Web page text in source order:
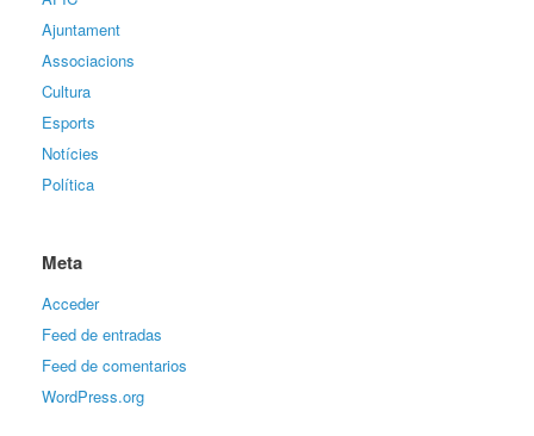
Ajuntament
Associacions
Cultura
Esports
Notícies
Política
Meta
Acceder
Feed de entradas
Feed de comentarios
WordPress.org